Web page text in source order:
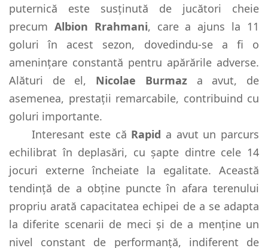
puternică este susținută de jucători cheie
precum Albion Rrahmani, care a ajuns la 11
goluri în acest sezon, dovedindu-se a fi o
amenințare constantă pentru apărările adverse.
Alături de el, Nicolae Burmaza avut, de
asemenea, prestații remarcabile, contribuind cu
goluri importante.
Interesant este că Rapid a avut un parcurs
echilibrat în deplasări, cu șapte dintre cele 14
jocuri externe încheiate la egalitate. Această
tendință de a obține puncte în afara terenului
propriu arată capacitatea echipei de a se adapta
la diferite scenarii de meci și de a menține un
nivel constant de performanță, indiferent de